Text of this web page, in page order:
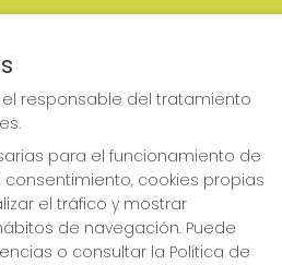
2-CIUDAD RODRIGO -
es el responsable del tratamiento
para el funcionamiento de
consentimiento, cookies propias
el tráfico y mostrar
de navegación. Puede
o consultar la Política de